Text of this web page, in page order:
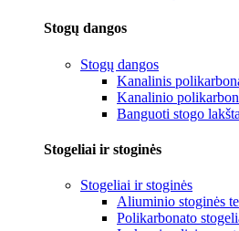
Stogų dangos
Stogų dangos
Kanalinis
Kanalinio
Banguoti stogo
Stogeliai ir stoginės
Stogeliai ir stoginės
Aliuminio stoginės
Polikarbonato